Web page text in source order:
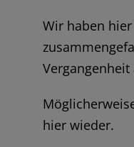
Wir haben
hier wieder.